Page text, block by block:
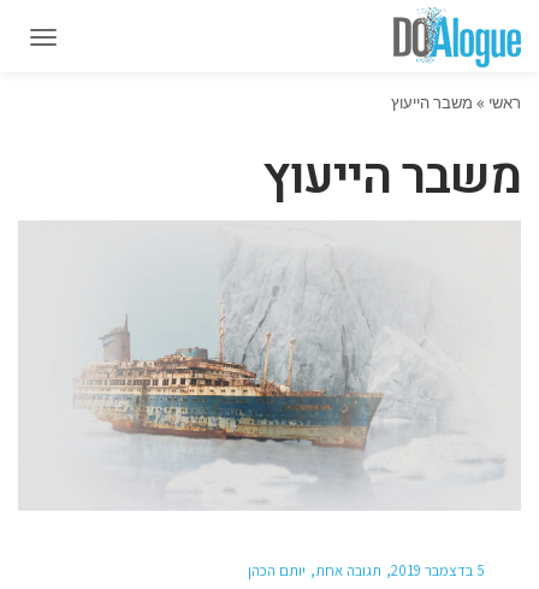
ראשי » משבר הייעוץ
משבר הייעוץ
5 בדצמבר 2019 תגובה אחת יותם הכהן